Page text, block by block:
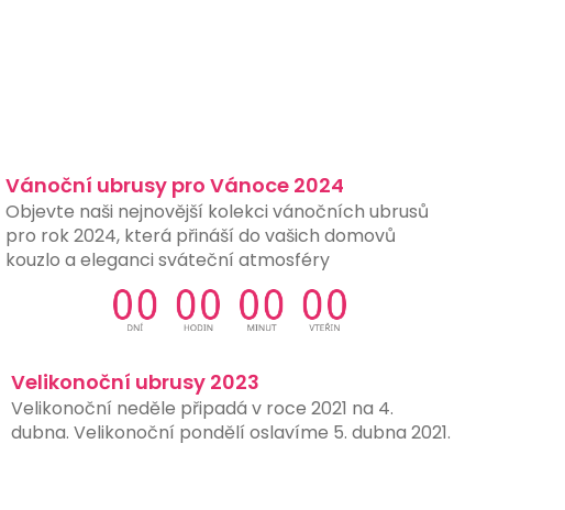
Vánoční ubrusy pro Vánoce 2024
Objevte naši nejnovější kolekci vánočních ubrusů
pro rok 2024, která přináší do vašich domovů
kouzlo a eleganci sváteční atmosféry
Velikonoční ubrusy 2023
Velikonoční neděle připadá v roce 2021 na 4.
dubna. Velikonoční pondělí oslavíme 5. dubna 2021.